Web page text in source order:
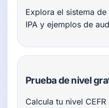
Explora el sistema
IPA y ejemplos de
Prueba de nivel
Calcula tu nivel